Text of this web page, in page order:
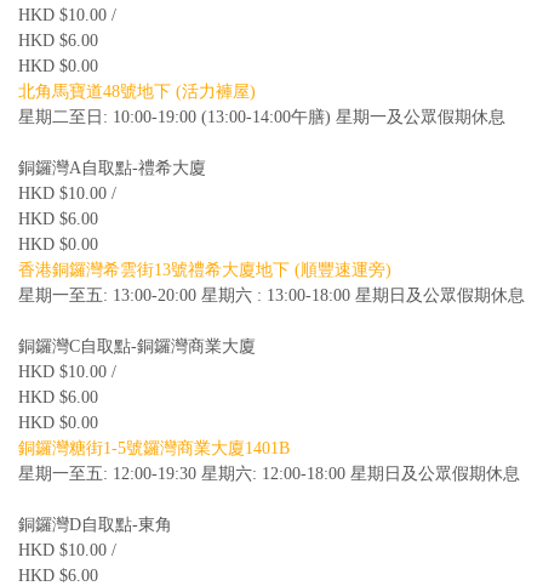
HKD $10.00 /
HKD $6.00
HKD $0.00
北角馬寶道48號地下 (活力褲屋)
星期二至日: 10:00-19:00 (13:00-14:00午膳) 星期一及公眾假期休息
銅鑼灣A自取點-禮希大廈
HKD $10.00 /
HKD $6.00
HKD $0.00
香港銅鑼灣希雲街13號禮希大廈地下 (順豐速運旁)
星期一至五: 13:00-20:00 星期六 : 13:00-18:00 星期日及公眾假期休息
銅鑼灣C自取點-銅鑼灣商業大廈
HKD $10.00 /
HKD $6.00
HKD $0.00
銅鑼灣糖街1-5號鑼灣商業大廈1401B
星期一至五: 12:00-19:30 星期六: 12:00-18:00 星期日及公眾假期休息
銅鑼灣D自取點-東角
HKD $10.00 /
HKD $6.00